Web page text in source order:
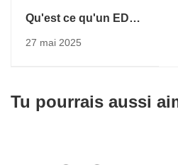
Qu'est ce qu'un EDR
27 mai 2025
Tu pourrais aussi